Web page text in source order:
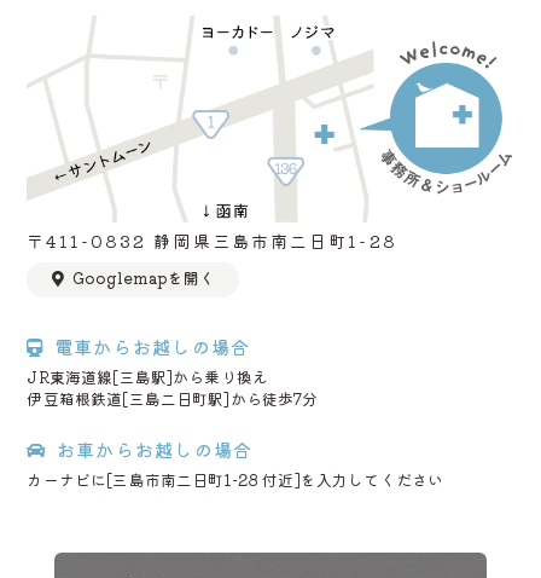
〒411-0832 静岡県三島市南二日町1-28
Googlemapを開く
電車からお越しの場合
JR東海道線[三島駅]から乗り換え
伊豆箱根鉄道[三島二日町駅]から徒歩7分
お車からお越しの場合
カーナビに[三島市南二日町1-28 付近]を入力してください